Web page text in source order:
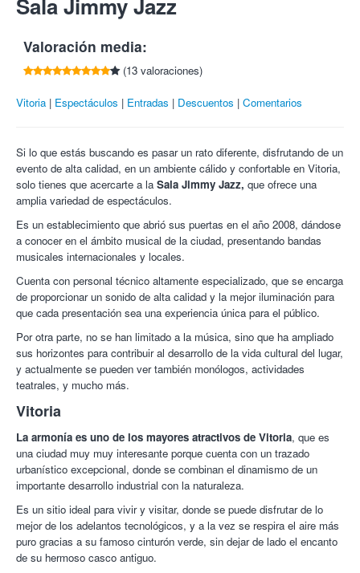
Vitoria para presentar su espectacular directo que les hará
importantes de nuestro país como ha sido El Canto del Loco.
¿TE LO VAS A PERDER? ¡Que no te lo cuenten!
¡Los mejores conciertos en Colectivia!
Obligatorio llevar el cupon impreso para presentarlo en la
No se admiten cambios, cancelaciones ni devoluciones,
salvo anulación o modificación del espectáculo.
Una vez empezado el espectáculo, no se podrá acceder a
No está permitido el acceso al recinto con comida o bebida
Sala Jimmy Jazz
Valoración media:
(13 valoraciones)
Vitoria Espectáculos Entradas Descuentos Comentarios
Si lo que estás buscando es pasar un rato diferente, disfrutando de un
evento de alta calidad, en un ambiente cálido y confortable en Vitoria,
solo tienes que acercarte a la Sala Jimmy Jazz, que ofrece una
amplia variedad de espectáculos.
Es un establecimiento que abrió sus puertas en el año 2008, dándose
a conocer en el ámbito musical de la ciudad, presentando bandas
musicales internacionales y locales.
Cuenta con personal técnico altamente especializado, que se encarga
de proporcionar un sonido de alta calidad y la mejor iluminación para
que cada presentación sea una experiencia única para el público.
Por otra parte, no se han limitado a la música, sino que ha ampliado
sus horizontes para contribuir al desarrollo de la vida cultural del lugar,
y actualmente se pueden ver también monólogos, actividades
teatrales, y mucho más.
Vitoria
La armonía es uno de los mayores atractivos de Vitoria, que es
una ciudad muy muy interesante porque cuenta con un trazado
urbanístico excepcional, donde se combinan el dinamismo de un
importante desarrollo industrial con la naturaleza.
Es un sitio ideal para vivir y visitar, donde se puede disfrutar de lo
mejor de los adelantos tecnológicos, y a la vez se respira el aire más
puro gracias a su famoso cinturón verde, sin dejar de lado el encanto
de su hermoso casco antiguo.